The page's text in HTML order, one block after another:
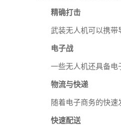
精确打击
武装无人机可以携带
电子战
一些无人机还具备电
物流与快递
随着电子商务的快速
快速配送